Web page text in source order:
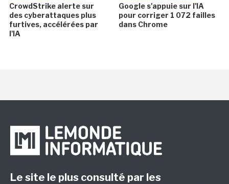
CrowdStrike alerte sur
des cyberattaques plus
furtives, accélérées par
l'IA
Google s'appuie sur l'IA
pour corriger 1 072 failles
dans Chrome
Le site le plus consulté par les